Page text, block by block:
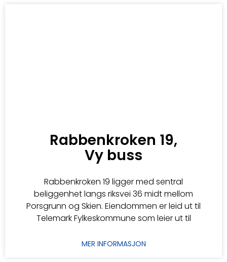
Rabbenkroken 19,
Vy buss
Rabbenkroken 19 ligger med sentral
beliggenhet langs riksvei 36 midt mellom
Porsgrunn og Skien. Eiendommen er leid ut til
Telemark Fylkeskommune som leier ut til
MER INFORMASJON